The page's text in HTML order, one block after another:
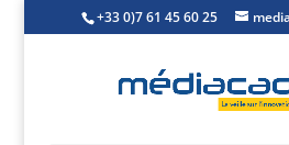
+33 0)7 61 45 60 25